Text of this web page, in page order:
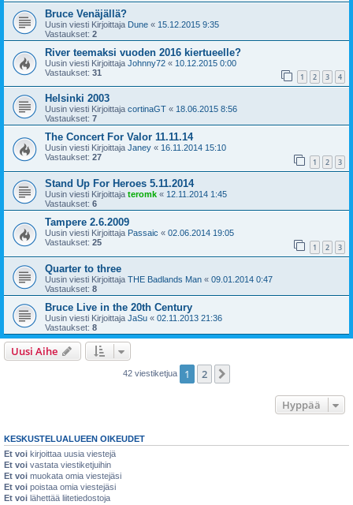
Bruce Venäjällä?
Uusin viesti Kirjoittaja Dune « 15.12.2015 9:35
Vastaukset: 2
River teemaksi vuoden 2016 kiertueelle?
Uusin viesti Kirjoittaja Johnny72 « 10.12.2015 0:00
Vastaukset: 31 1 2 3 4
Helsinki 2003
Uusin viesti Kirjoittaja cortinaGT « 18.06.2015 8:56
Vastaukset: 7
The Concert For Valor 11.11.14
Uusin viesti Kirjoittaja Janey « 16.11.2014 15:10
Vastaukset: 27 1 2 3
Stand Up For Heroes 5.11.2014
Uusin viesti Kirjoittaja teromk « 12.11.2014 1:45
Vastaukset: 6
Tampere 2.6.2009
Uusin viesti Kirjoittaja Passaic « 02.06.2014 19:05
Vastaukset: 25 1 2 3
Quarter to three
Uusin viesti Kirjoittaja THE Badlands Man « 09.01.2014 0:47
Vastaukset: 8
Bruce Live in the 20th Century
Uusin viesti Kirjoittaja JaSu « 02.11.2013 21:36
Vastaukset: 8
Uusi Aihe
42 viestiketjua 1 2
Hyppää
KESKUSTELUALUEEN OIKEUDET
Et voi kirjoittaa uusia viestejä
Et voi vastata viestiketjuihin
Et voi muokata omia viestejäsi
Et voi poistaa omia viestejäsi
Et voi lähettää liitetiedostoja